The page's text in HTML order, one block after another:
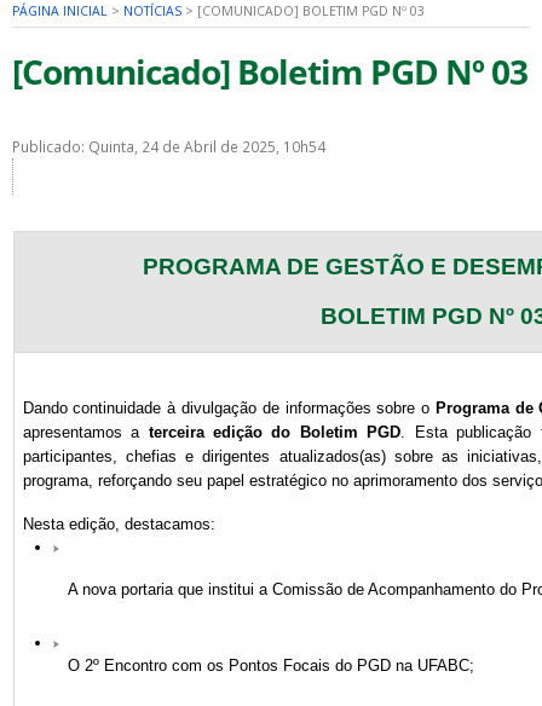
PÁGINA INICIAL > NOTÍCIAS > [COMUNICADO] BOLETIM PGD Nº 03
[Comunicado] Boletim PGD Nº 03
Publicado: Quinta, 24 de Abril de 2025, 10h54
PROGRAMA DE GESTÃO E
BOLETIM PGD Nº
Dando continuidade à divulgação de informações sobre o Programa de
apresentamos a terceira edição do Boletim PGD. Esta publicação
participantes, chefias e dirigentes atualizados(as) sobre as
programa, reforçando seu papel estratégico no aprimoramento dos
Nesta edição, destacamos:
A nova portaria que institui a Comissão de Acompanhamento do
O 2º Encontro com os Pontos Focais do PGD na UFABC;